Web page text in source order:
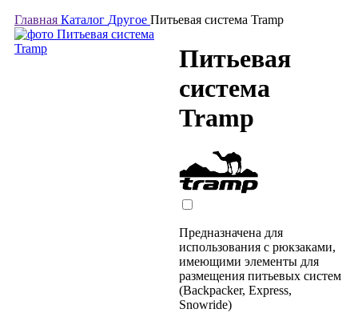
Главная Каталог Другое Питьевая система Tramp
Питьевая
система
Tramp
Предназначена для
использования с рюкзаками,
имеющими элементы для
размещения питьевых систем
(Backpacker, Express,
Snowride)